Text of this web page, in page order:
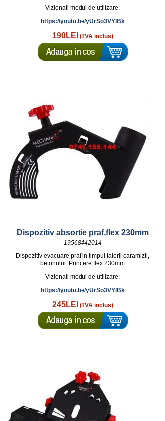
Vizionati modul de utilizare:
https://youtu.be/yUrSo3VYlBk
190LEI (TVA inclus)
Dispozitiv absortie praf,flex 230mm
19568442014
Dispozitiv evacuare praf in timpul taierii caramizii,
betonului. Prindere flex 230mm
Vizionati modul de utilizare:
https://youtu.be/yUrSo3VYlBk
245LEI (TVA inclus)